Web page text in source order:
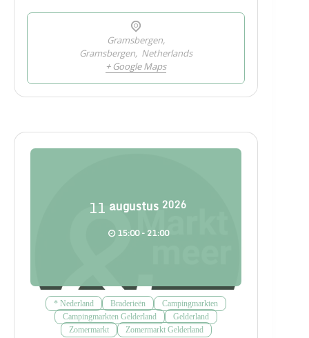
Gramsbergen,
Gramsbergen, Netherlands
+ Google Maps
11 augustus 2026
15:00 - 21:00
* Nederland Braderieën
Campingmarkten
Campingmarkten Gelderland
Gelderland
Zomermarkt
Zomermarkt Gelderland